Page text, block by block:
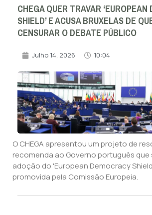
CHEGA QUER TRAVAR
SHIELD’ E ACUSA BRUXELAS DE
CENSURAR O DEBATE PÚBLICO
Julho 14, 2026 10:04
O CHEGA apresentou um projeto de
recomenda ao Governo português que
adoção do 'European Democracy
promovida pela Comissão Europeia.